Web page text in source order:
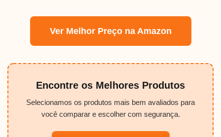
Ver Melhor Preço na Amazon
Encontre os Melhores Produtos
Selecionamos os produtos mais bem avaliados para
você comparar e escolher com segurança.